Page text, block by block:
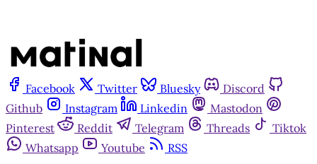
Facebook Twitter Bluesky
Discord
Github
Instagram Linkedin
Mastodon
Pinterest
Reddit Telegram Threads
Tiktok
Whatsapp
Youtube
RSS